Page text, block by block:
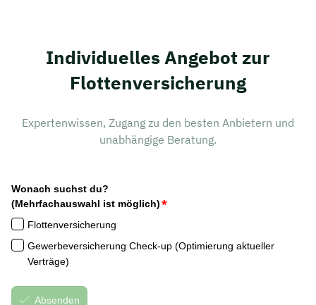
Individuelles Angebot zur
Flottenversicherung
Expertenwissen, Zugang zu den besten Anbietern und
unabhängige Beratung.